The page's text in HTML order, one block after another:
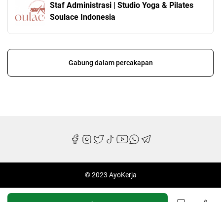
Staf Administrasi | Studio Yoga & Pilates
Soulace Indonesia
Gabung dalam percakapan
© 2023 AyoKerja